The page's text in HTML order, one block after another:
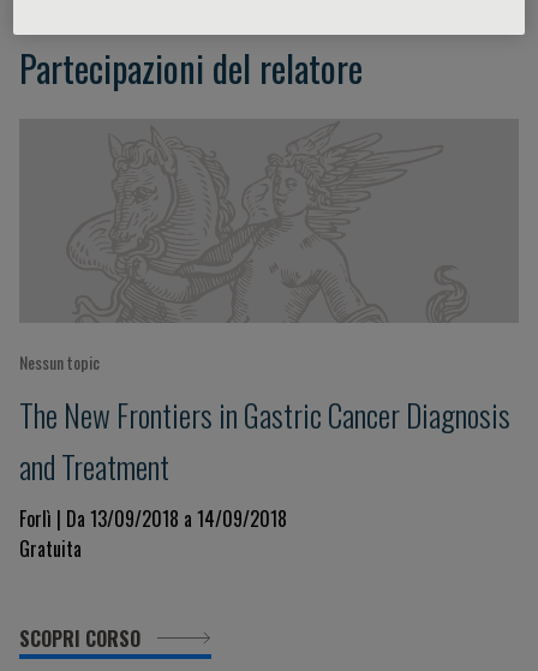
Partecipazioni del relatore
Nessun topic
The New Frontiers in Gastric Cancer Diagnosis
and Treatment
Forlì | Da 13/09/2018 a 14/09/2018
Gratuita
SCOPRI CORSO